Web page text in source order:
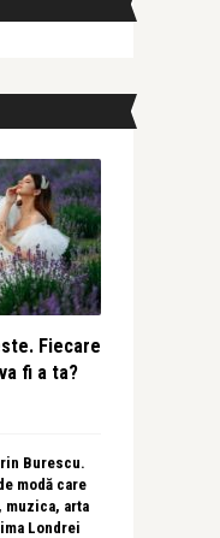
Fiecare
fi a ta?
Burescu.
modă care
muzica, arta
Londrei